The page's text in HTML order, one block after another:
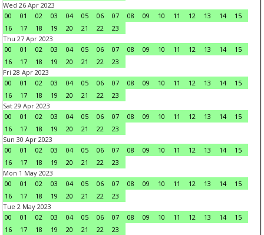
Wed 26 Apr 2023
00
01 02 03 04 05 06 07 08 09 10 11 12 13 14
15
16
17 18 19 20 21 22
23
Thu 27 Apr 2023
00
01 02 03 04 05 06 07 08 09 10 11 12 13 14
15
16
17 18 19 20 21 22
23
Fri 28 Apr 2023
00
01 02 03 04 05 06 07 08 09 10 11 12 13 14
15
16
17 18 19 20 21 22
23
Sat 29 Apr 2023
00
01 02 03 04 05 06 07 08 09 10 11 12 13 14
15
16
17 18 19 20 21 22
23
Sun 30 Apr 2023
00
01 02 03 04 05 06 07 08 09 10 11 12 13 14
15
16
17 18 19 20 21 22
23
Mon 1 May 2023
00
01 02 03 04 05 06 07 08 09 10 11 12 13 14
15
16
17 18 19 20 21 22
23
Tue 2 May 2023
00
01 02 03 04 05 06 07 08 09 10 11 12 13 14
15
16
17 18 19 20 21 22
23